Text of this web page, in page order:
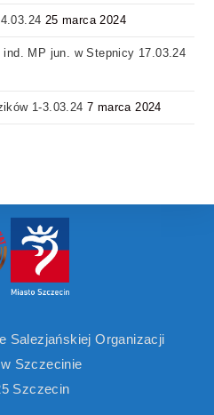
25 marca 2024
ind. MP jun. w Stepnicy 17.03.24
1-3.03.24 7 marca 2024
Salezjańskiej Organizacji
w Szczecinie
Szczecin